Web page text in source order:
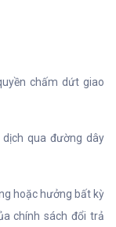
chấm dứt giao
qua đường dây
hoặc hưởng bất kỳ
chính sách đổi trả